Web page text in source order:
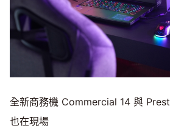
全新商務機 Commercial 14 與
也在現場